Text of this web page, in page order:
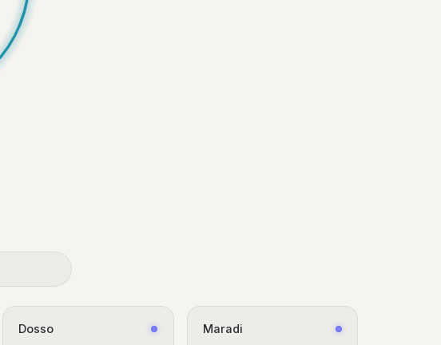
Dosso Maradi